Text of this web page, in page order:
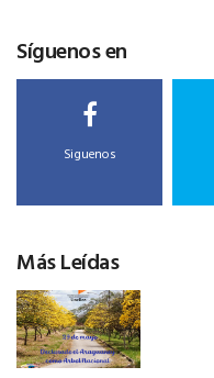
Síguenos en
Siguenos
Más Leídas